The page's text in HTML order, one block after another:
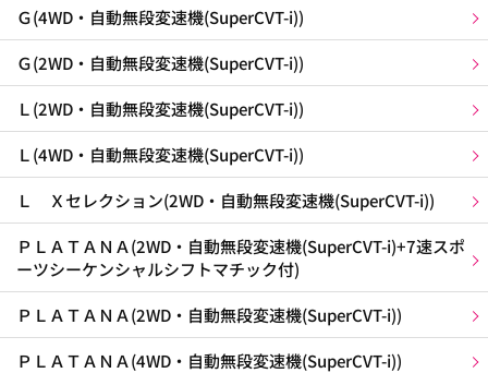
Ｇ(4WD・自動無段変速機(SuperCVT-i))
Ｇ(2WD・自動無段変速機(SuperCVT-i))
Ｌ(2WD・自動無段変速機(SuperCVT-i))
Ｌ(4WD・自動無段変速機(SuperCVT-i))
Ｌ Ｘセレクション(2WD・自動無段変速機(SuperCVT-i))
ＰＬＡＴＡＮＡ(2WD・自動無段変速機(SuperCVT-i)+7速スポ
ーツシーケンシャルシフトマチック付)
ＰＬＡＴＡＮＡ(2WD・自動無段変速機(SuperCVT-i))
ＰＬＡＴＡＮＡ(4WD・自動無段変速機(SuperCVT-i))